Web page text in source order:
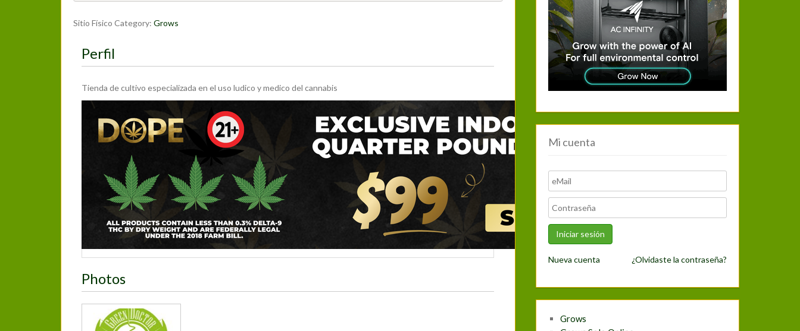
Sitio Físico Category: Grows
Perfil
Tienda de cultivo especializada en el uso ludico y medico del cannabis
Más Información
Teléfono:
Dirección:Calle Zaragoza
Guadalajara
Castilla-La Mancha
19005
España
Photos
Mi cuenta
Nueva cuenta ¿Olvidaste la contraseña?
Grows